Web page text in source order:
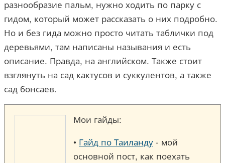
разнообразие пальм, нужно ходить по парку с
гидом, который может рассказать о них подробно.
Но и без гида можно просто читать таблички под
деревьями, там написаны называния и есть
описание. Правда, на английском. Также стоит
взглянуть на сад кактусов и суккулентов, а также
сад бонсаев.
Мои гайды:
• Гайд по Таиланду - мой
основной пост, как поехать